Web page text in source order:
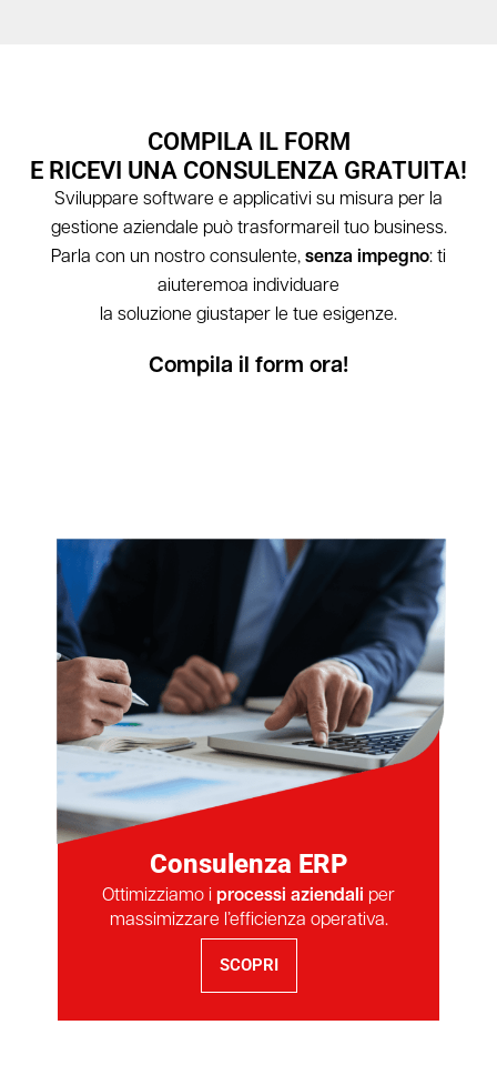
COMPILA IL FORM
E RICEVI UNA CONSULENZA GRATUITA!
Sviluppare software e applicativi su misura per la
gestione aziendale può trasformareil tuo business.
Parla con un nostro consulente, senza impegno: ti
aiuteremoa individuare
la soluzione giustaper le tue esigenze.
Compila il form ora!
Consulenza ERP
Ottimizziamo i processi aziendali per
massimizzare l’efficienza operativa.
SCOPRI